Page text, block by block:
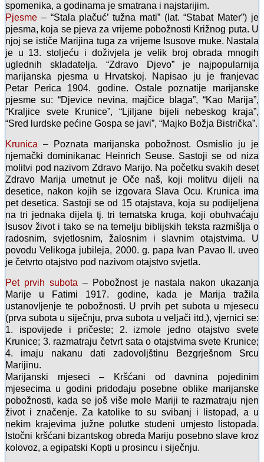
spomenika, a godinama je smatrana i najstarijim.
Pjesme – “Stala plačuć’ tužna mati” (lat. “Stabat Mater”) je
pjesma, koja se pjeva za vrijeme pobožnosti Križnog puta. U
njoj se ističe Marijina tuga za vrijeme Isusove muke. Nastala
je u 13. stoljeću i doživjela je velik broj obrada mnogih
uglednih skladatelja. “Zdravo Djevo” je najpopularnija
marijanska pjesma u Hrvatskoj. Napisao ju je franjevac
Petar Perica 1904. godine. Ostale poznatije marijanske
pjesme su: “Djevice nevina, majčice blaga”, “Kao Marija”,
“Kraljice svete Krunice”, “Ljiljane bijeli nebeskog kraja”,
“Sred lurdske pećine Gospa se javi”, “Majko Božja Bistrička”.
Krunica – Poznata marijanska pobožnost. Osmislio ju je
njemački dominikanac Heinrich Seuse. Sastoji se od niza
molitvi pod nazivom Zdravo Marijo. Na početku svakih deset
Zdravo Marija umetnut je Oče naš, koji molitvu dijeli na
desetice, nakon kojih se izgovara Slava Ocu. Krunica ima
pet desetica. Sastoji se od 15 otajstava, koja su podijeljena
na tri jednaka dijela tj. tri tematska kruga, koji obuhvaćaju
Isusov život i tako se na temelju biblijskih teksta razmišlja o
radosnim, svjetlosnim, žalosnim i slavnim otajstvima. U
povodu Velikoga jubileja, 2000. g. papa Ivan Pavao II. uveo
je četvrto otajstvo pod nazivom otajstvo svjetla.
Pet prvih subota – Pobožnost je nastala nakon ukazanja
Marije u Fatimi 1917. godine, kada je Marija tražila
ustanovljenje te pobožnosti. U prvih pet subota u mjesecu
(prva subota u siječnju, prva subota u veljači itd.), vjernici se:
1. ispovijede i pričeste; 2. izmole jedno otajstvo svete
Krunice; 3. razmatraju četvrt sata o otajstvima svete Krunice;
4. imaju nakanu dati zadovoljštinu Bezgrješnom Srcu
Marijinu.
Marijanski mjeseci – Kršćani od davnina pojedinim
mjesecima u godini pridodaju posebne oblike marijanske
pobožnosti, kada se još više mole Mariji te razmatraju njen
život i značenje. Za katolike to su svibanj i listopad, a u
nekim krajevima južne polutke studeni umjesto listopada.
Istočni kršćani bizantskog obreda Mariju posebno slave kroz
kolovoz, a egipatski Kopti u prosincu i siječnju.